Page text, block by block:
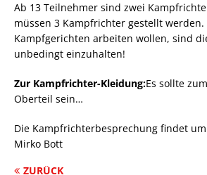
Ab 13 Teilnehmer sind zwei
müssen 3 Kampfrichter gestellt
Kampfgerichten arbeiten wollen, sind
unbedingt einzuhalten!
Zur Kampfrichter-Kleidung:Es sollte
Oberteil sein…
Die Kampfrichterbesprechung findet
Mirko Bott
ZURÜCK